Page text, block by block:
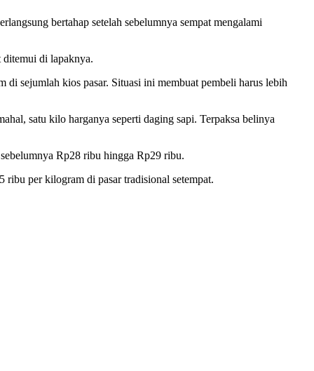
bertahap setelah sebelumnya sempat mengalami
ditemui di lapaknya.
sejumlah kios pasar. Situasi ini membuat pembeli harus lebih
satu kilo harganya seperti daging sapi. Terpaksa belinya
Rp28 ribu hingga Rp29 ribu.
per kilogram di pasar tradisional setempat.